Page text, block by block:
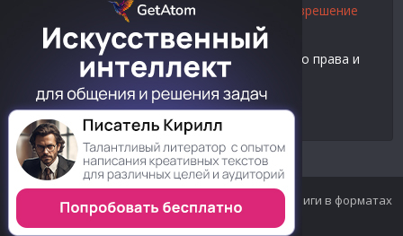
взятой у нашего партнера Официальное разрешение
на использование материалов Litres.
Контакты для связи по вопросам авторского права и
рекламы:
E-mail:admin@lifeinbooks.net
© 2012-2024 LifeInBooks.net - Скачать бесплатно книги в форматах